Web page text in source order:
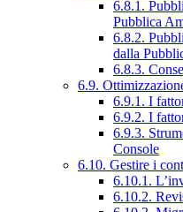
6.8.1.
Pubblica
6.8.2.
dalla
6.8.3.
6.9.
6.9.1. I
6.9.2. I
6.9.3.
Console
6.10. Gestire i
6.10.1.
6.10.2.